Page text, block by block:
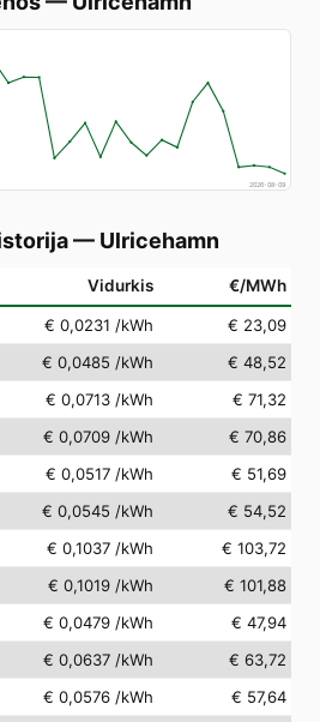
2026-08-09
— Ulricehamn
Vidurkis €/MWh
€ 0,0231 /kWh
€ 23,09
€ 0,0485 /kWh
€ 48,52
€ 0,0713 /kWh
€ 71,32
€ 0,0709 /kWh
€ 70,86
€ 0,0517 /kWh
€ 51,69
€ 0,0545 /kWh
€ 54,52
€ 0,1037 /kWh
€ 103,72
€ 0,1019 /kWh
€ 101,88
€ 0,0479 /kWh
€ 47,94
€ 0,0637 /kWh
€ 63,72
€ 0,0576 /kWh
€ 57,64